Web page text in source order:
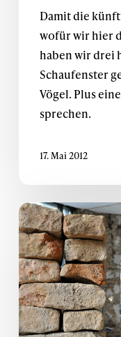
Damit die
wofür wir hier
haben wir drei
Schaufenster
Vögel. Plus
sprechen.
17. Mai 2012
Yeaaaay!